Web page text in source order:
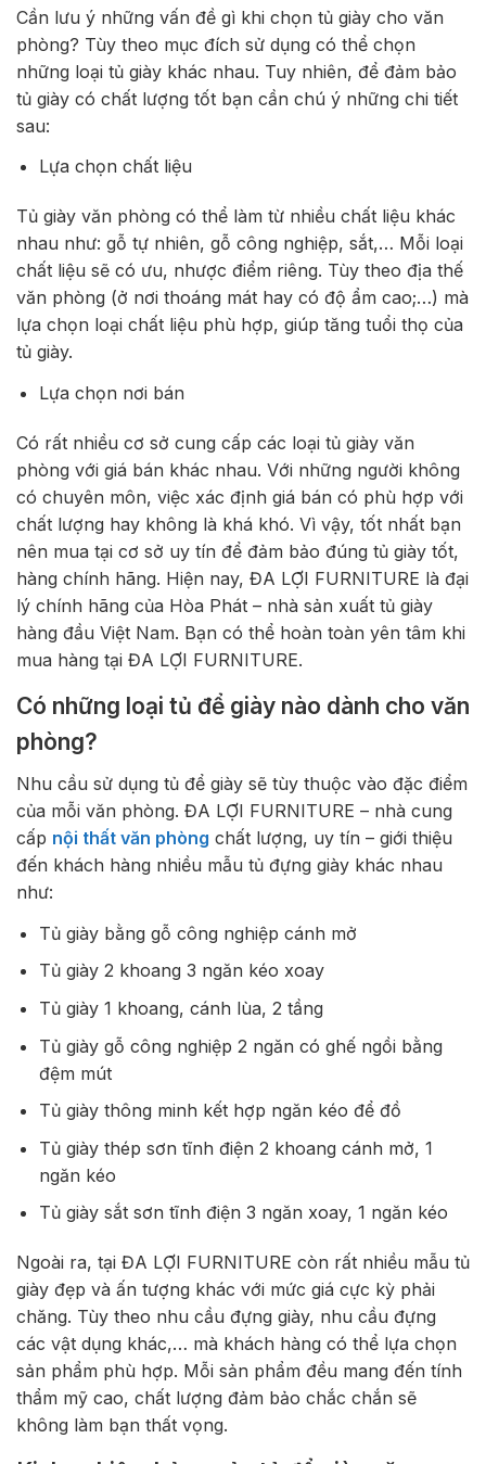
Cần lưu ý những vấn đề gì khi chọn tủ giày cho văn
phòng? Tùy theo mục đích sử dụng có thể chọn
những loại tủ giày khác nhau. Tuy nhiên, để đảm bảo
tủ giày có chất lượng tốt bạn cần chú ý những chi tiết
sau:
Lựa chọn chất liệu
Tủ giày văn phòng có thể làm từ nhiều chất liệu khác
nhau như: gỗ tự nhiên, gỗ công nghiệp, sắt,… Mỗi loại
chất liệu sẽ có ưu, nhược điểm riêng. Tùy theo địa thế
văn phòng (ở nơi thoáng mát hay có độ ẩm cao;…) mà
lựa chọn loại chất liệu phù hợp, giúp tăng tuổi thọ của
tủ giày.
Lựa chọn nơi bán
Có rất nhiều cơ sở cung cấp các loại tủ giày văn
phòng với giá bán khác nhau. Với những người không
có chuyên môn, việc xác định giá bán có phù hợp với
chất lượng hay không là khá khó. Vì vậy, tốt nhất bạn
nên mua tại cơ sở uy tín để đảm bảo đúng tủ giày tốt,
hàng chính hãng. Hiện nay, ĐA LỢI FURNITURE là đại
lý chính hãng của Hòa Phát – nhà sản xuất tủ giày
hàng đầu Việt Nam. Bạn có thể hoàn toàn yên tâm khi
mua hàng tại ĐA LỢI FURNITURE.
Có những loại tủ để giày nào dành cho văn
phòng?
Nhu cầu sử dụng tủ để giày sẽ tùy thuộc vào đặc điểm
của mỗi văn phòng. ĐA LỢI FURNITURE – nhà cung
cấp nội thất văn phòng chất lượng, uy tín – giới thiệu
đến khách hàng nhiều mẫu tủ đựng giày khác nhau
như:
Tủ giày bằng gỗ công nghiệp cánh mở
Tủ giày 2 khoang 3 ngăn kéo xoay
Tủ giày 1 khoang, cánh lùa, 2 tầng
Tủ giày gỗ công nghiệp 2 ngăn có ghế ngồi bằng
đệm mút
Tủ giày thông minh kết hợp ngăn kéo để đồ
Tủ giày thép sơn tĩnh điện 2 khoang cánh mở, 1
ngăn kéo
Tủ giày sắt sơn tĩnh điện 3 ngăn xoay, 1 ngăn kéo
Ngoài ra, tại ĐA LỢI FURNITURE còn rất nhiều mẫu tủ
giày đẹp và ấn tượng khác với mức giá cực kỳ phải
chăng. Tùy theo nhu cầu đựng giày, nhu cầu đựng
các vật dụng khác,… mà khách hàng có thể lựa chọn
sản phẩm phù hợp. Mỗi sản phẩm đều mang đến tính
thẩm mỹ cao, chất lượng đảm bảo chắc chắn sẽ
không làm bạn thất vọng.